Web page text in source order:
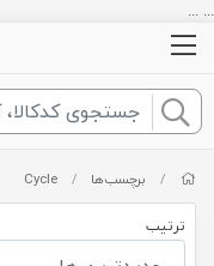
... ...
/ برچسب‌ها /
Cycle
ترتیب